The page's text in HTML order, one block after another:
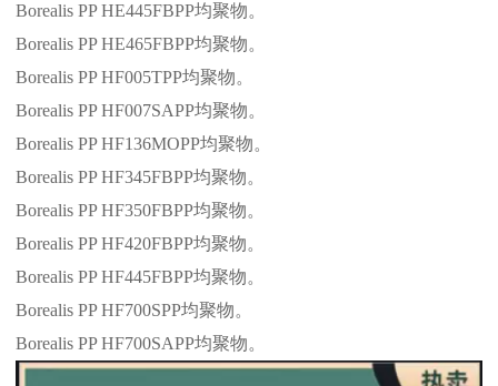
Borealis PP HE445FBPP均聚物。
Borealis PP HE465FBPP均聚物。
Borealis PP HF005TPP均聚物。
Borealis PP HF007SAPP均聚物。
Borealis PP HF136MOPP均聚物。
Borealis PP HF345FBPP均聚物。
Borealis PP HF350FBPP均聚物。
Borealis PP HF420FBPP均聚物。
Borealis PP HF445FBPP均聚物。
Borealis PP HF700SPP均聚物。
Borealis PP HF700SAPP均聚物。